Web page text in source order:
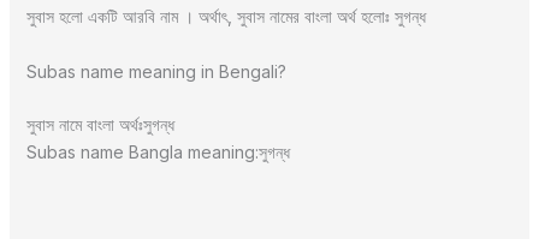
সুবাস হলো একটি আরবি নাম । অর্থাৎ, সুবাস নামের বাংলা অর্থ হলোঃ সুগন্ধ
Subas name meaning in Bengali?
সুবাস নামে বাংলা অর্থঃসুগন্ধ
Subas name Bangla meaning:সুগন্ধ